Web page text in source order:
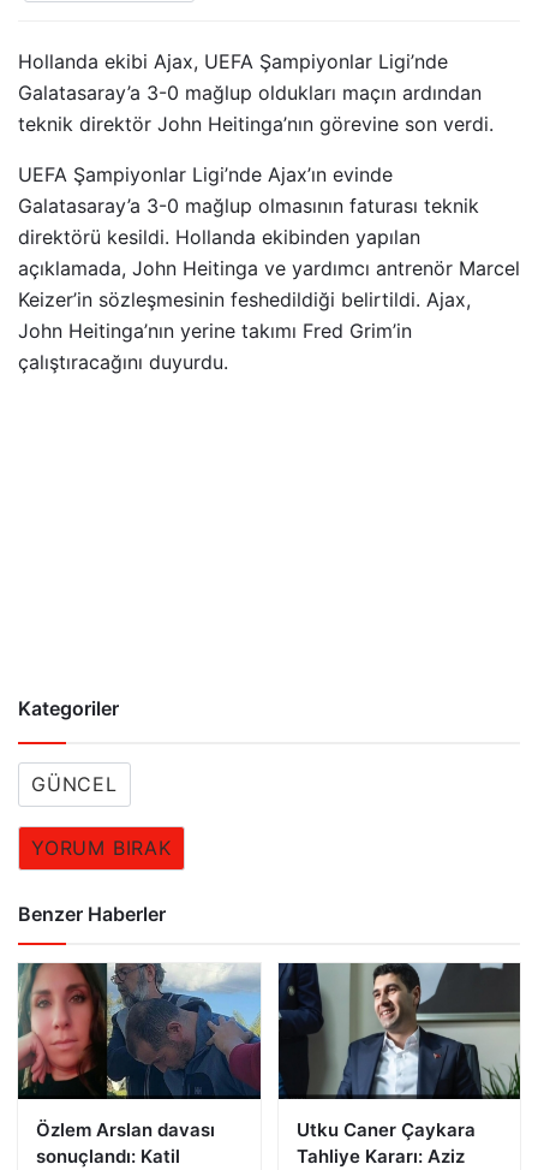
Hollanda ekibi Ajax, UEFA Şampiyonlar Ligi’nde
Galatasaray’a 3-0 mağlup oldukları maçın ardından
teknik direktör John Heitinga’nın görevine son verdi.
UEFA Şampiyonlar Ligi’nde Ajax’ın evinde
Galatasaray’a 3-0 mağlup olmasının faturası teknik
direktörü kesildi. Hollanda ekibinden yapılan
açıklamada, John Heitinga ve yardımcı antrenör Marcel
Keizer’in sözleşmesinin feshedildiği belirtildi. Ajax,
John Heitinga’nın yerine takımı Fred Grim’in
çalıştıracağını duyurdu.
Kategoriler
GÜNCEL
YORUM BIRAK
Benzer Haberler
Özlem Arslan davası
sonuçlandı: Katil
Utku Caner Çaykara
Tahliye Kararı: Aziz